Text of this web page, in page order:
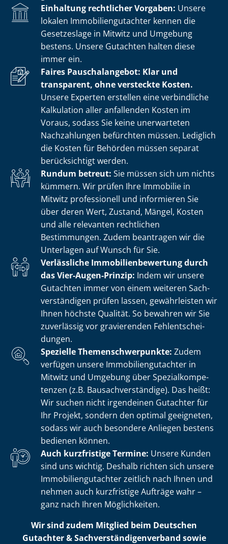
Einhaltung rechtlicher Vorgaben: Unsere
lokalen Im­mo­bi­li­en­gut­ach­ter kennen die
Gesetzeslage in Mitwitz und Umgebung
bestens. Unsere Gutachten halten diese
immer ein.
Faires Pauschalangebot: Klar und
transparent, ohne versteckte Kosten.
Unsere Experten erstellen eine verbindliche
Kalkulation aller anfallenden Kosten im
Voraus, sodass Sie keine unerwarteten
Nachzahlungen befürchten müssen. Lediglich
die Kosten für Behörden müssen separat
berücksichtigt werden.
Rundum betreut: Sie müssen sich um nichts
kümmern. Wir prüfen Ihre Immobilie in
Mitwitz professionell und informieren Sie
über deren Wert, Zustand, Mängel, Kosten
und alle relevanten rechtlichen
Bestimmungen. Zudem beantragen wir die
Unterlagen auf Wunsch für Sie.
Verlässliche Im­mo­bi­li­en­be­wer­tung durch
das Vier-Augen-Prinzip: Indem wir unsere
Gutachten immer von einem weiteren Sach­
ver­stän­di­gen prüfen lassen, gewährleisten wir
Ihnen höchste Qualität. So bewahren wir Sie
zuverlässig vor gravierenden Fehl­ent­schei­
dun­gen.
Spezielle The­men­schwer­punk­te: Zudem
verfügen unsere Im­mo­bi­li­en­gut­ach­ter in
Mitwitz und Umgebung über Spe­zi­al­kom­pe­
ten­zen (z.B. Bau­sach­ver­stän­di­ge). Das heißt:
Wir suchen nicht irgendeinen Gutachter für
Ihr Projekt, sondern den optimal geeigneten,
sodass wir auch besondere Anliegen bestens
bedienen können.
Auch kurzfristige Termine: Unsere Kunden
sind uns wichtig. Deshalb richten sich unsere
Im­mo­bi­li­en­gut­ach­ter zeitlich nach Ihnen und
nehmen auch kurzfristige Aufträge wahr –
ganz nach Ihren Möglichkeiten.
Wir sind zudem Mitglied beim Deutschen
Gutachter & Sach­ver­stän­di­gen­ver­band sowie